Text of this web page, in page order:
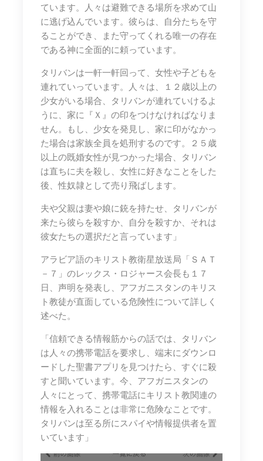
ています。人々は避難できる場所を求めて山
に逃げ込んでいます。彼らは、自分たちを守
ることができ、また守ってくれる唯一の存在
である神に全面的に頼っています。
タリバンは一軒一軒回って、女性や子どもを
連れていっています。人々は、１２歳以上の
少女がいる場合、タリバンが連れていけるよ
うに、家に『Ｘ』の印をつけなければなりま
せん。もし、少女を発見し、家に印がなかっ
た場合は家族全員を処刑するのです。２５歳
以上の既婚女性が見つかった場合、タリバン
は直ちに夫を殺し、女性に好きなことをした
後、性奴隷として売り飛ばします。
夫や父親は妻や娘に銃を持たせ、タリバンが
来たら彼らを殺すか、自分を殺すか、それは
彼女たちの選択だと言っています」
アラビア語のキリスト教衛星放送局「ＳＡＴ
－７」のレックス・ロジャース会長も１７
日、声明を発表し、アフガニスタンのキリス
ト教徒が直面している危険性について詳しく
述べた。
「信頼できる情報筋からの話では、タリバン
は人々の携帯電話を要求し、端末にダウンロ
ードした聖書アプリを見つけたら、すぐに殺
すと聞いています。今、アフガニスタンの
人々にとって、携帯電話にキリスト教関連の
情報を入れることは非常に危険なことです。
タリバンは至る所にスパイや情報提供者を置
いています」